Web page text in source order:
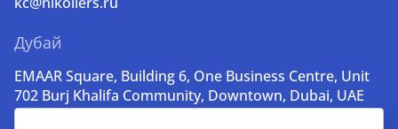
Дубай
EMAAR Square, Building 6, One Business Centre, Unit
702 Burj Khalifa Community, Downtown, Dubai, UAE